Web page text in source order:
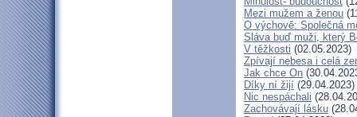
Mezi mužem a ženou
O výchově: Společná
Sláva buď muži, který
V těžkosti (02.05.2023)
Zpívají nebesa i celá
Jak chce On
Díky ní žijí (29.04.2023)
Nic nespáchali
Zachovávají lásku